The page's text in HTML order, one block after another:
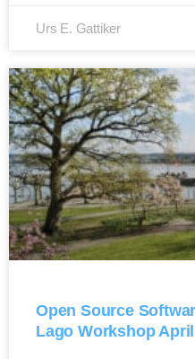
Urs E. Gattiker
Open Source
Lago Workshop